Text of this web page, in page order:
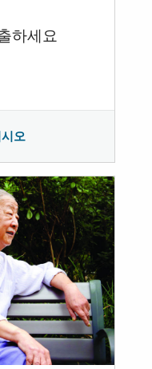
하세요
오